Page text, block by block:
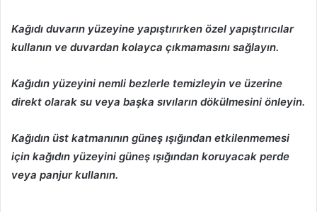
Kağıdı duvarın yüzeyine yapıştırırken özel yapıştırıcılar
kullanın ve duvardan kolayca çıkmamasını sağlayın.
Kağıdın yüzeyini nemli bezlerle temizleyin ve üzerine
direkt olarak su veya başka sıvıların dökülmesini önleyin.
Kağıdın üst katmanının güneş ışığından etkilenmemesi
için kağıdın yüzeyini güneş ışığından koruyacak perde
veya panjur kullanın.